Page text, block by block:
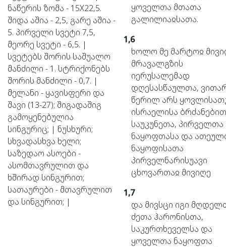
ნაწერის ზომა - 15X22,5.
შიდა აშია - 2,5, გარე აშია -
5. პირველი სვეტი 7,5,
მეორე სვეტი - 6,5. |
სვეტებს შორის საშუალო
მანძილი - 1. სტრიქონებს
შორის მანძილი - 0,7. |
მელანი - ყავისფერი და
შავი (13-27); შიგადაშიგ
გამოყენებულია
სინგურიც; | ნუსხური;
სხვადასხვა ხელი;
საზედაო ასოები -
ასომთავრულით და
ხშირად სინგურით;
სათაურები - მთავრულით
და სინგურით; |
ყოველთა მთათა
გალილიაჲსათა.
1,6
ხოლო მე მარტოჲ
მრავალგზის
იერუსალემად
დღესასწაულთა,
წერილ არს
ისრაელისა
საუკუნეთა, პირველთა
ნაყოფთასა და
ნაყოფისათა
პირველნარისუავი
ცხოვართაჲ მივიღე
1,7
და მივსცი იგი
ძეთა ჰარონისთა,
საკურთხეველსა და
ყოველთა ნაყოფთა